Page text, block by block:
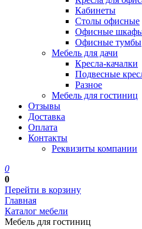
Кабинеты
Столы офисные
Офисные
Офисные тумбы
Мебель для дачи
Кресла-качалки
Подвесные
Разное
Мебель для гостиниц
Отзывы
Доставка
Оплата
Контакты
Реквизиты компании
0
0
Перейти в корзину
Главная
Каталог мебели
Мебель для гостиниц